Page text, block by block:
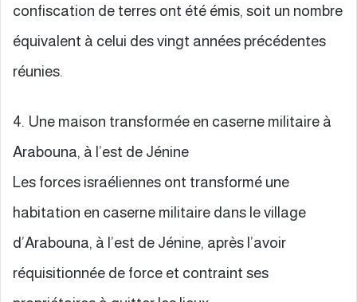
confiscation de terres ont été émis, soit un nombre
équivalent à celui des vingt années précédentes
réunies.
4. Une maison transformée en caserne militaire à
Arabouna, à l’est de Jénine
Les forces israéliennes ont transformé une
habitation en caserne militaire dans le village
d’Arabouna, à l’est de Jénine, après l’avoir
réquisitionnée de force et contraint ses